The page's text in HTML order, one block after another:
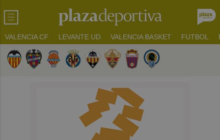
VALENCIA CF LEVANTE UD VALENCIA BASKET FUTBOL